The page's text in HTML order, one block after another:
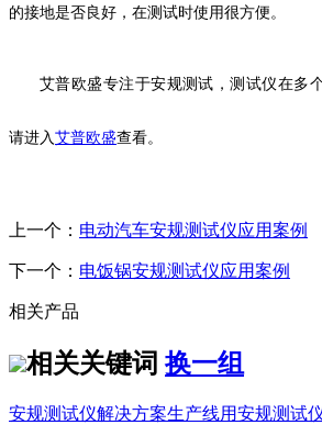
的接地是否良好，在测试时使用很方便。
艾普欧盛专注于安规测试，测试仪在多
请进入 艾普欧盛查看。
上一个： 电动汽车安规测试仪应用案例
下一个： 电饭锅安规测试仪应用案例
相关产品
相关关键词 换一组
安规测试仪解决方案生产线用安规测试